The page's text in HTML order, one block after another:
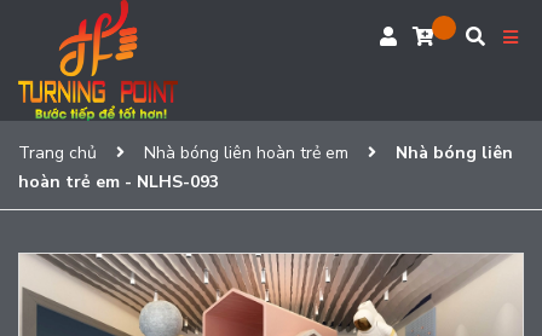
Trang chủ Nhà bóng liên hoàn trẻ em
Nhà bóng liên
hoàn trẻ em - NLHS-093